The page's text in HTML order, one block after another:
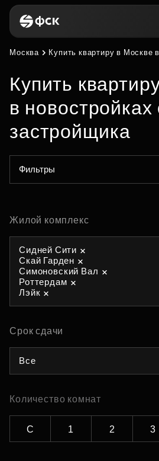
Москва Купить квартиру в Москве
Купить
в новостройках
застройщика
Фильтры
Жилой комплекс
Сидней Сити
Скай Гарден
Симоновский Вал
Роттердам
Лэйк
Срок сдачи
Все
Количество комнат
С 1 2 3